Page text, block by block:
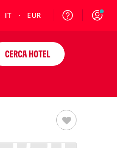
IT EUR
CERCA HOTEL